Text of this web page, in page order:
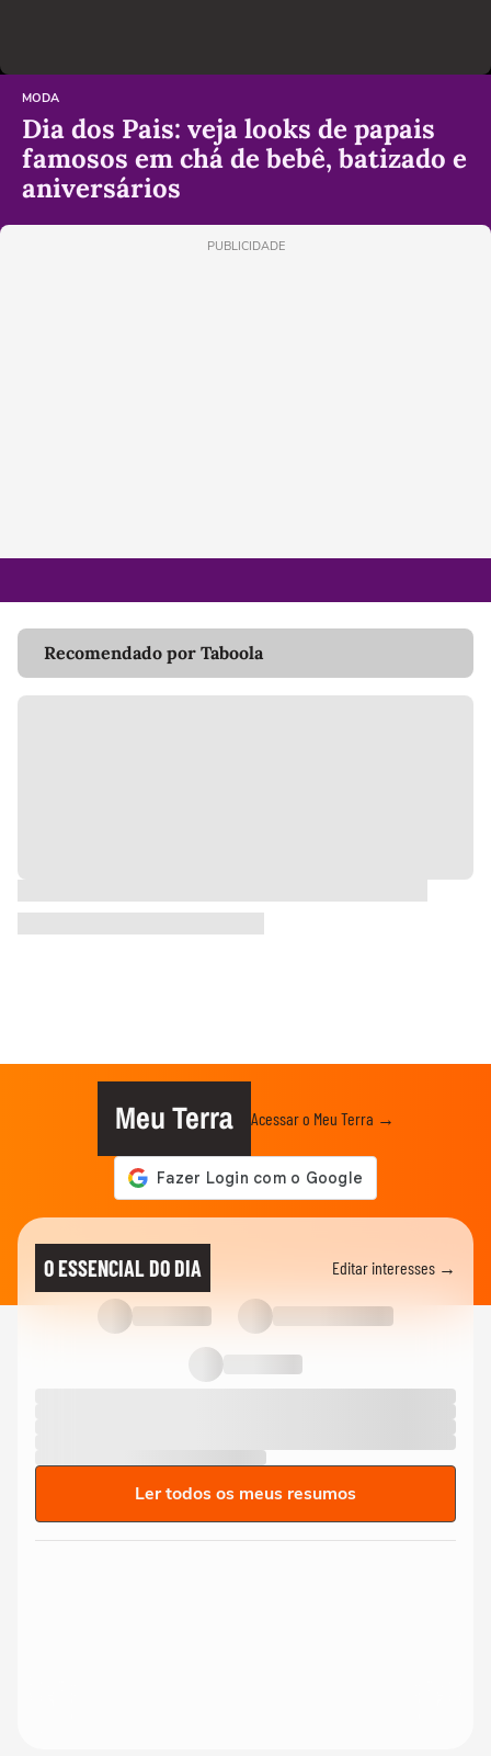
MODA
Dia dos Pais: veja looks de papais
famosos em chá de bebê, batizado e
aniversários
PUBLICIDADE
Recomendado por Taboola
Meu Terra Acessar o Meu Terra →
O ESSENCIAL DO DIA Editar interesses →
Ler todos os meus resumos